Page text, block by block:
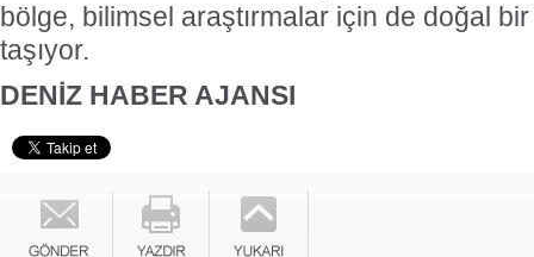
bölge, bilimsel araştırmalar için de doğal
taşıyor.
DENİZ HABER AJANSI